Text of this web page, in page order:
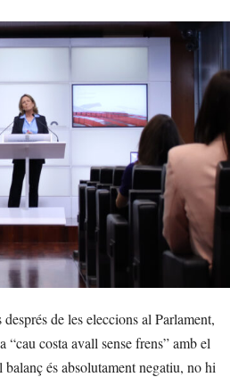
de les eleccions al Parlament,
costa avall sense frens” amb el
és absolutament negatiu, no hi